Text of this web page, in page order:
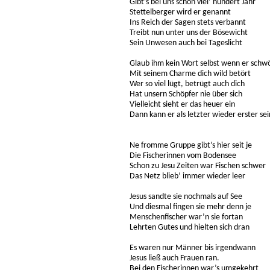
Gibt’s bei uns schon viel’ hundert Jahr
Stettelberger wird er genannt
Ins Reich der Sagen stets verbannt
Treibt nun unter uns der Bösewicht
Sein Unwesen auch bei Tageslicht
Glaub ihm kein Wort selbst wenn er
Mit seinem Charme dich wild betört
Wer so viel lügt, betrügt auch dich
Hat unsern Schöpfer nie über sich
Vielleicht sieht er das heuer ein
Dann kann er als letzter wieder erster
Ne fromme Gruppe gibt’s hier seit je
Die Fischerinnen vom Bodensee
Schon zu Jesu Zeiten war Fischen schwer
Das Netz blieb’ immer wieder leer
Jesus sandte sie nochmals auf See
Und diesmal fingen sie mehr denn je
Menschenfischer war’n sie fortan
Lehrten Gutes und hielten sich dran
Es waren nur Männer bis irgendwann
Jesus ließ auch Frauen ran.